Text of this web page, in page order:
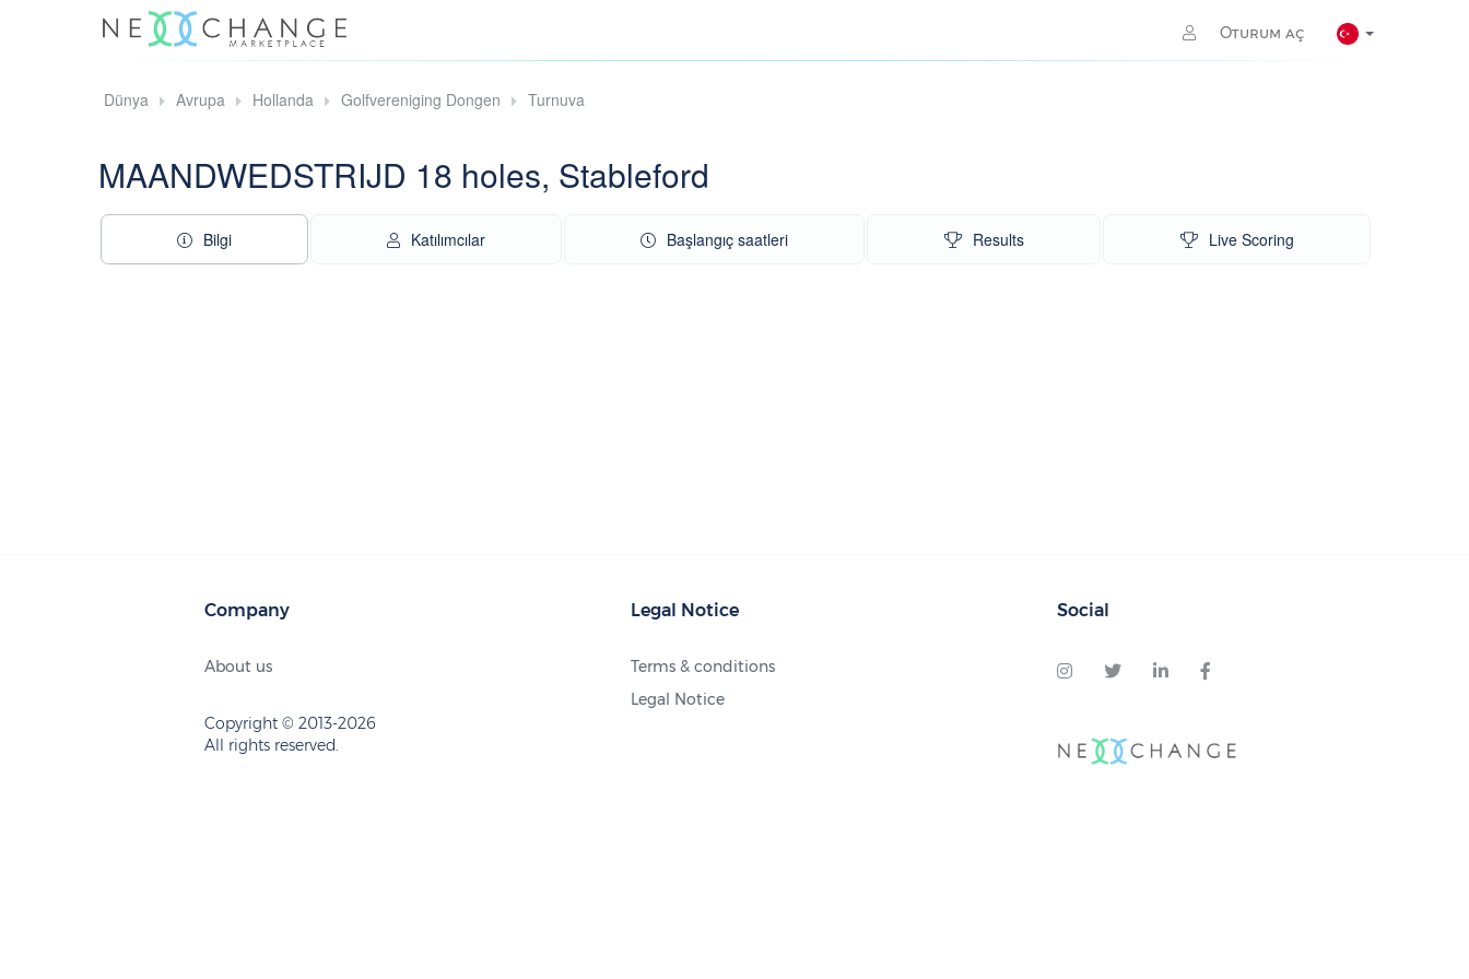
Oturum aç
Dünya Avrupa Hollanda Golfvereniging Dongen Turnuva
MAANDWEDSTRIJD 18 holes, Stableford
Bilgi Katılımcılar Başlangıç saatleri Results Live Scoring
Company
About us
Copyright © 2013-2026
All rights reserved.
Legal Notice
Terms & conditions
Legal Notice
Social